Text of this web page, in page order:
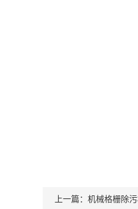
上一篇： 机械格栅除